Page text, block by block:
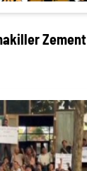
Zement